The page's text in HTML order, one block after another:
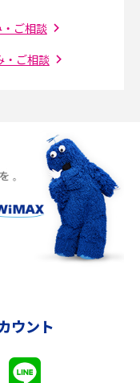
ト、中継機との違いを解
び方や向いている方の特
方は？メリット・デメリ
デメリットを解説
メリットや選び方を解説
ご相談
ご相談
ウント